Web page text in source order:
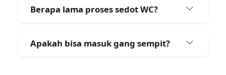
Berapa lama proses sedot WC?
Apakah bisa masuk gang sempit?